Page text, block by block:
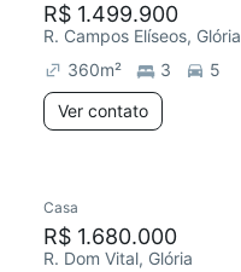
R$ 1.499.900
R. Campos Elíseos, Glória
360m² 3
5
Ver contato
Casa
R$ 1.680.000
R. Dom Vital, Glória